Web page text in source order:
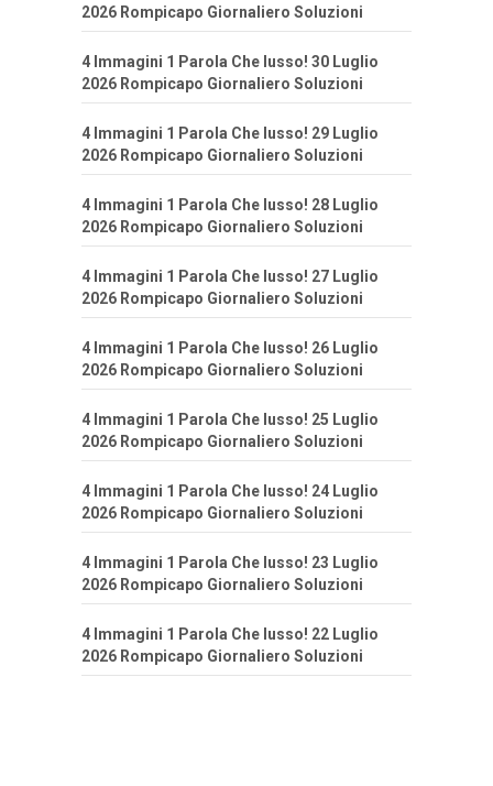
2026 Rompicapo Giornaliero Soluzioni
4 Immagini 1 Parola Che lusso! 30 Luglio
2026 Rompicapo Giornaliero Soluzioni
4 Immagini 1 Parola Che lusso! 29 Luglio
2026 Rompicapo Giornaliero Soluzioni
4 Immagini 1 Parola Che lusso! 28 Luglio
2026 Rompicapo Giornaliero Soluzioni
4 Immagini 1 Parola Che lusso! 27 Luglio
2026 Rompicapo Giornaliero Soluzioni
4 Immagini 1 Parola Che lusso! 26 Luglio
2026 Rompicapo Giornaliero Soluzioni
4 Immagini 1 Parola Che lusso! 25 Luglio
2026 Rompicapo Giornaliero Soluzioni
4 Immagini 1 Parola Che lusso! 24 Luglio
2026 Rompicapo Giornaliero Soluzioni
4 Immagini 1 Parola Che lusso! 23 Luglio
2026 Rompicapo Giornaliero Soluzioni
4 Immagini 1 Parola Che lusso! 22 Luglio
2026 Rompicapo Giornaliero Soluzioni